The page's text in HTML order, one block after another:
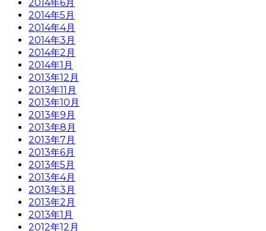
2014年6月
2014年5月
2014年4月
2014年3月
2014年2月
2014年1月
2013年12月
2013年11月
2013年10月
2013年9月
2013年8月
2013年7月
2013年6月
2013年5月
2013年4月
2013年3月
2013年2月
2013年1月
2012年12月